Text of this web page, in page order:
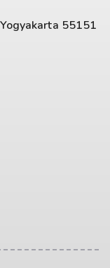
55151